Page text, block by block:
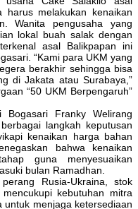
harus melakukan kenaikan
Wanita pengusaha yang
lokal buah salak dengan
asal Balikpapan ini
“Kami para UKM yang
berakhir sehingga bisa
di Jakata atau Surabaya,”
“50 UKM Berpengaruh”
Bogasari Franky Welirang
langkah keputusan
kenaikan harga bahan
bahwa kenaikan
guna menyesuaikan
bulan Ramadhan.
Rusia-Ukraina, stok
kebutuhan mitra
untuk menjaga ketersediaan